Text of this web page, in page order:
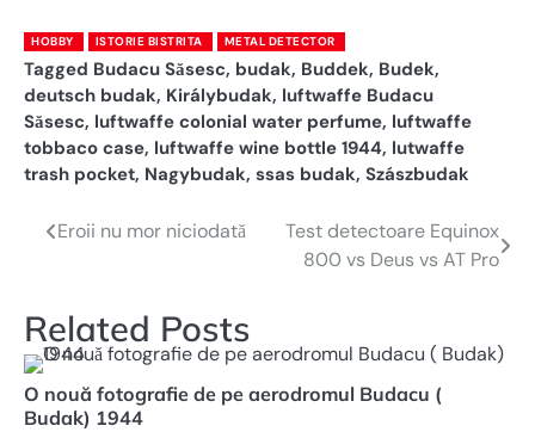
HOBBY ISTORIE BISTRITA METAL DETECTOR
Tagged Budacu Săsesc, budak, Buddek, Budek,
deutsch budak, Királybudak, luftwaffe Budacu
Săsesc, luftwaffe colonial water perfume, luftwaffe
tobbaco case, luftwaffe wine bottle 1944, lutwaffe
trash pocket, Nagybudak, ssas budak, Szászbudak
Navigare
articole
Eroii nu mor niciodată
Test detectoare Equinox
800 vs Deus vs AT Pro
Related Posts
O nouă fotografie de pe aerodromul Budacu (
Budak) 1944